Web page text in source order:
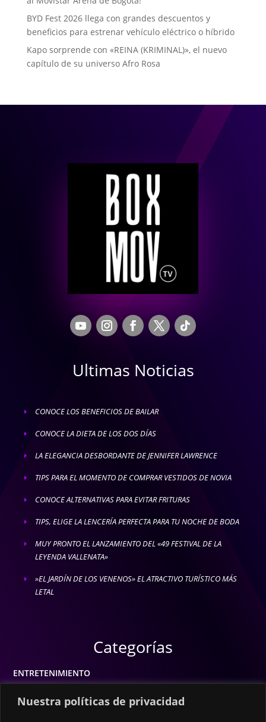
Nuestra políticas de privacidad
BYD Fest 2026 llega con grandes descuentos y
beneficios para estrenar vehículo eléctrico o híbrido
Kapo sorprende con «REINA (KRIMINAL)», el nuevo
capítulo de su universo Afro Rosa
Ultimas Noticias
E CONOCE LOS BENEFICIOS DE BAILAR
E CONOCE LA DIETA DE LOS DOS DÍAS
E LA ELEGANCIA DESBORDANTE DE JENNIFER LAWRENCE
E TIPS PARA EL MOMENTO DE COMPRAR VESTIDOS DE NOVIA
E CONOCE ALTERNATIVAS PARA EVITAR FRITURAS
E TIPS, ELIGE LA LENCERÍA PERFECTA PARA TU NOCHE DE BODA
E
MUY PRONTO EL LANZAMIENTO DEL «49 FESTIVAL DE LA
LEYENDA VALLENATA»
E
»EL JARDÍN DE LOS VENENOS» EL ATRACTIVO TURÍSTICO MÁS
LETAL
Categorías
ENTRETENIMIENTO